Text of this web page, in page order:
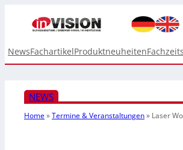
NewsFachartikelProduktneuheiten
NEWS
Home»Termine & Veranstaltungen» Laser